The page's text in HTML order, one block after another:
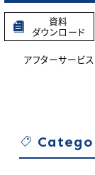
資料
ダウンロード
アフターサービス